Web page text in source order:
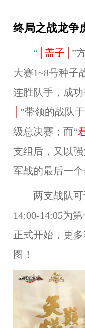
终局之战龙争
“ │盖子│ ”
大赛1~8号种子
连胜队手，成
”带领的战队
级总决赛；而“
支组后，又以
军战的最后一个
两支战队可
14:00-14:05为
正式开始，更
图！